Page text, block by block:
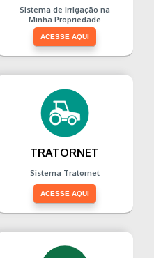
Sistema de Irrigação na
Minha Propriedade
ACESSE AQUI
TRATORNET
Sistema Tratornet
ACESSE AQUI